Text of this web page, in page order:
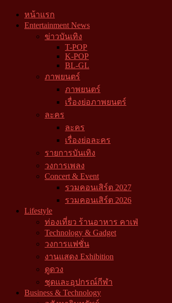
หน้าแรก
Entertainment News
ข่าวบันเทิง
T-POP
K-POP
BL-GL
ภาพยนตร์
ภาพยนตร์
เรื่องย่อภาพยนตร์
ละคร
ละคร
เรื่องย่อละคร
รายการบันเทิง
วงการเพลง
Concert & Event
รวมคอนเสิร์ต 2027
รวมคอนเสิร์ต 2026
Lifestyle
ท่องเที่ยว ร้านอาหาร คาเฟ่
Technology & Gadget
วงการแฟชั่น
งานแสดง Exhibition
ดูดวง
ชุดและอุปกรณ์กีฬา
Business & Technology